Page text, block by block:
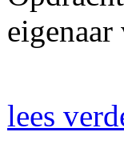
lees